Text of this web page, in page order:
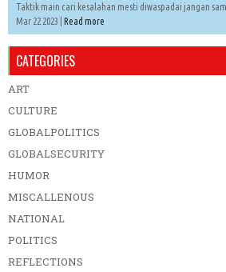
Taktik main cari kesalahan mesti diwaspadai jangan
Mar 22 2023 | Read more
CATEGORIES
ART
CULTURE
GLOBALPOLITICS
GLOBALSECURITY
HUMOR
MISCALLENOUS
NATIONAL
POLITICS
REFLECTIONS